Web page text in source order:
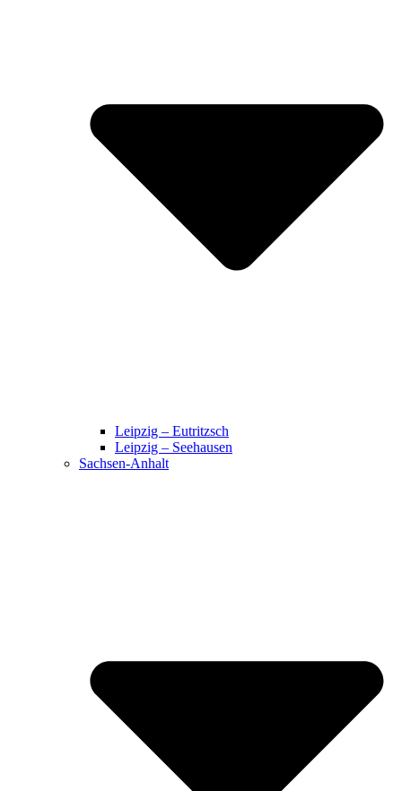
Leipzig – Eutritzsch
Leipzig – Seehausen
Sachsen-Anhalt